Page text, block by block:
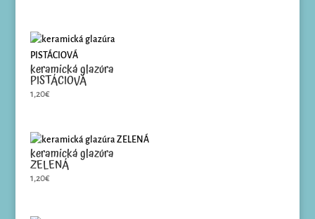
keramická glazúra
PISTÁCIOVÁ
1,20€
keramická glazúra
ZELENÁ
1,20€